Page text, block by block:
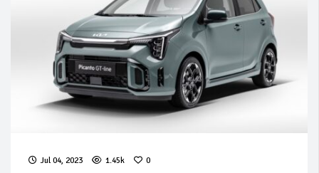
Jul 04, 2023 1.45k 0